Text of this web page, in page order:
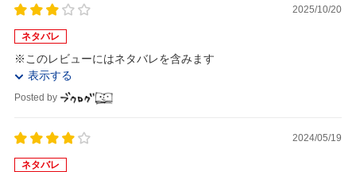
2025/10/20
ネタバレ
※このレビューにはネタバレを含みます
表示する
Posted by
2024/05/19
ネタバレ